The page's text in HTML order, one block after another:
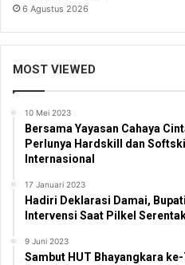
6 Agustus 2026
MOST VIEWED
10 Mei 2023
Bersama Yayasan Cahaya
Perlunya Hardskill dan
Internasional
17 Januari 2023
Hadiri Deklarasi Damai,
Intervensi Saat Pilkel
9 Juni 2023
Sambut HUT Bhayangkara